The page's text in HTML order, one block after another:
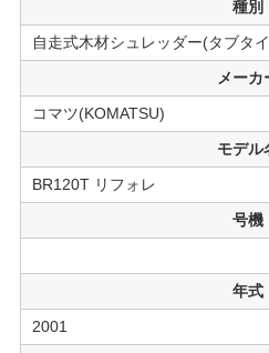
種別
自走式木材シュレッダー(タブタ
メーカ
コマツ(KOMATSU)
モデル
BR120T リフォレ
号機
年式
2001